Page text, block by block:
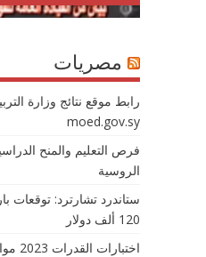
مصريات
رابط موقع نتائج وزارة
moed.gov.sy
فرص التعليم والمنح
الروسية
ستاندرد تشارترد: توقعات
120 ألف دولار